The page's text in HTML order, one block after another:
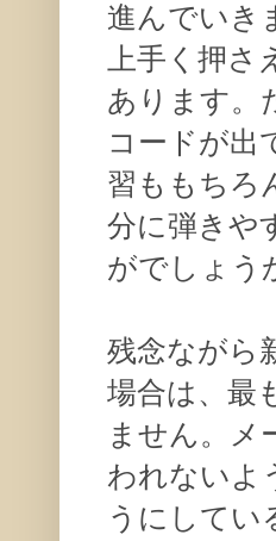
進んでいき
上手く押
あります。
コードが出
習ももちろ
分に弾きや
がでしょう
残念ながら
場合は、最
ません。メ
われないよ
うにしてい